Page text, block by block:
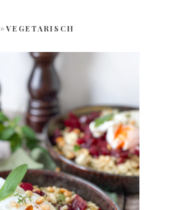
#VEGETARISCH